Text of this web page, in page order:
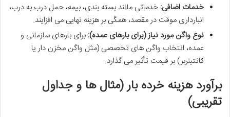
خدمات اضافی: خدماتی مانند بسته بندی، بیمه، حمل درب به درب،
انبارداری موقت در مقصد، همگی بر هزینه نهایی می افزایند.
نوع واگن مورد نیاز (برای بارهای عمده): برای بارهای سازمانی و
عمده، انتخاب واگن های تخصصی (مثل واگن مخزن دار یا
کانتینربر) بر قیمت تأثیر می گذارد.
برآورد هزینه خرده بار (مثال ها و جداول
تقریبی)